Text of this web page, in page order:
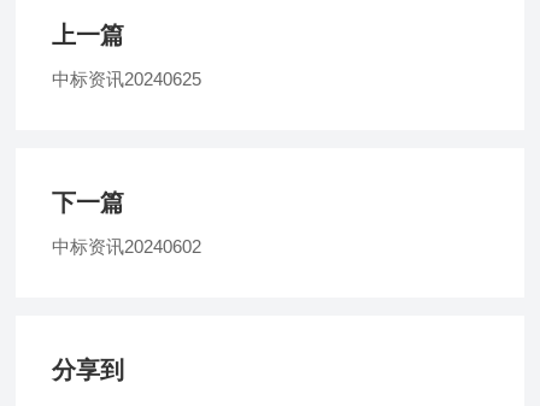
上一篇
中标资讯20240625
下一篇
中标资讯20240602
分享到